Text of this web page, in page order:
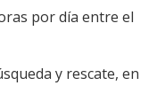
por día entre el
y rescate, en